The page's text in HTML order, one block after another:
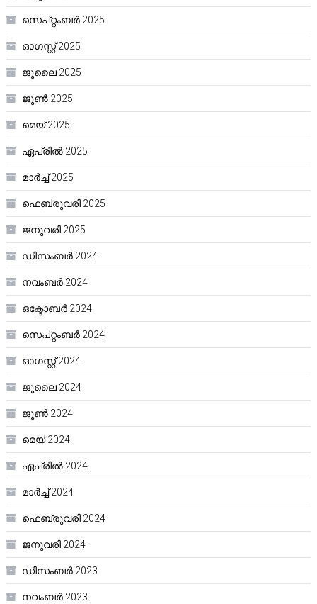
സെപ്റ്റംബർ 2025
ഓഗസ്റ്റ്‌ 2025
ജൂലൈ 2025
ജൂൺ 2025
മെയ്‌ 2025
ഏപ്രിൽ 2025
മാർച്ച്‌ 2025
ഫെബ്രുവരി 2025
ജനുവരി 2025
ഡിസംബർ 2024
നവംബർ 2024
ഒക്ടോബർ 2024
സെപ്റ്റംബർ 2024
ഓഗസ്റ്റ്‌ 2024
ജൂലൈ 2024
ജൂൺ 2024
മെയ്‌ 2024
ഏപ്രിൽ 2024
മാർച്ച്‌ 2024
ഫെബ്രുവരി 2024
ജനുവരി 2024
ഡിസംബർ 2023
നവംബർ 2023